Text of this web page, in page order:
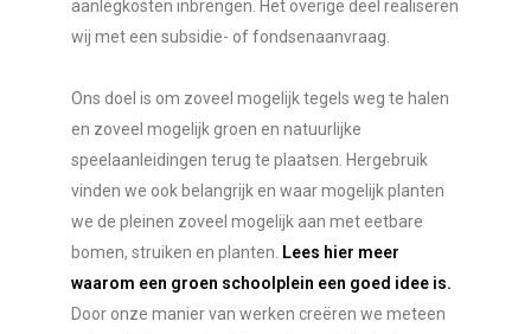
aanlegkosten inbrengen. Het overige deel realiseren
wij met een subsidie- of fondsenaanvraag.
Ons doel is om zoveel mogelijk tegels weg te halen
en zoveel mogelijk groen en natuurlijke
speelaanleidingen terug te plaatsen. Hergebruik
vinden we ook belangrijk en waar mogelijk planten
we de pleinen zoveel mogelijk aan met eetbare
bomen, struiken en planten. Lees hier meer
waarom een groen schoolplein een goed idee is.
Door onze manier van werken creëren we meteen